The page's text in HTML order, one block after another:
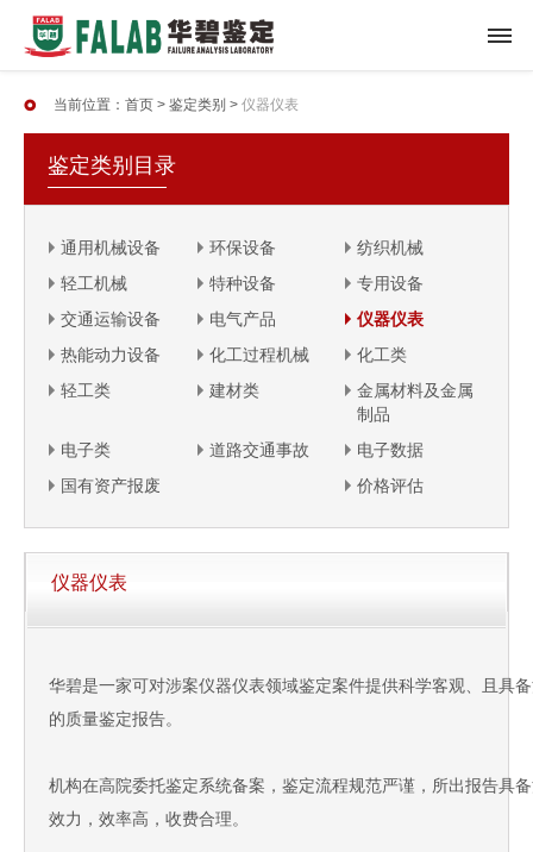
当前位置：首页 >鉴定类别 >仪器仪表
鉴定类别目录
通用机械设备 环保设备
纺织机械
轻工机械
特种设备
专用设备
交通运输设备
电气产品
仪器仪表
热能动力设备
化工过程机械
化工类
轻工类
建材类
金属材料及金属
制品
电子类
道路交通事故
电子数据
国有资产报废
价格评估
仪器仪表
华碧是一家可对涉案仪器仪表领域鉴定案件提供科学客观、且具
的质量鉴定报告。
机构在高院委托鉴定系统备案，鉴定流程规范严谨，所出报告具
效力，效率高，收费合理。